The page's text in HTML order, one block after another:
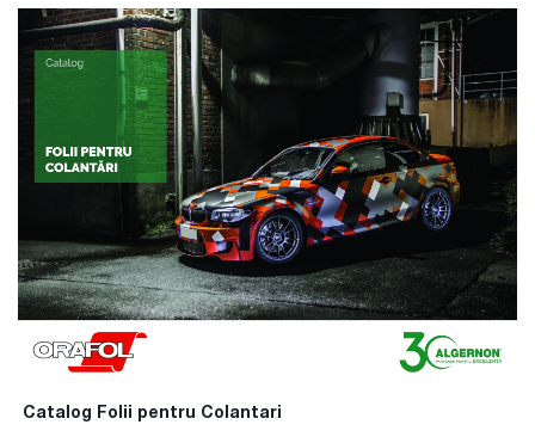
Catalog Folii pentru Colantari